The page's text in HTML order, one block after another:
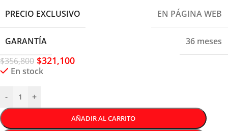
PRECIO EXCLUSIVO
EN PÁGINA WEB
GARANTÍA
36 meses
$356,800 $321,100
En stock
- +
AÑADIR AL CARRITO